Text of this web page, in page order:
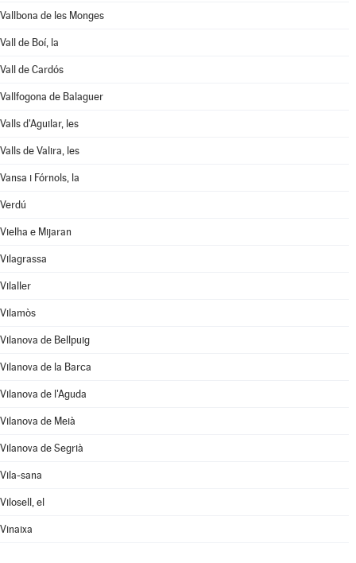
Vallbona de les Monges
Vall de Boí, la
Vall de Cardós
Vallfogona de Balaguer
Valls d'Aguilar, les
Valls de Valira, les
Vansa i Fórnols, la
Verdú
Vielha e Mijaran
Vilagrassa
Vilaller
Vilamòs
Vilanova de Bellpuig
Vilanova de la Barca
Vilanova de l'Aguda
Vilanova de Meià
Vilanova de Segrià
Vila-sana
Vilosell, el
Vinaixa